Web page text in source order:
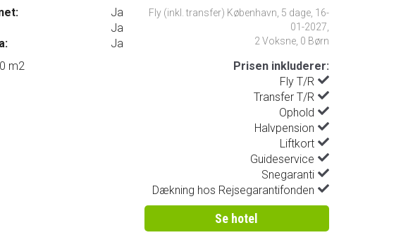
Ja
Ja
Ja
m2
Fly (inkl. transfer) København 5 dage 16-
01-2027
2 Voksne, 0 Børn
Prisen inkluderer:
Fly T/R
Transfer T/R
Ophold
Halvpension
Liftkort
Guideservice
Snegaranti
Dækning hos Rejsegarantifonden
Se hotel